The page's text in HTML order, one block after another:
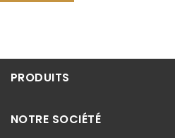
PRODUITS
NOTRE SOCIÉTÉ